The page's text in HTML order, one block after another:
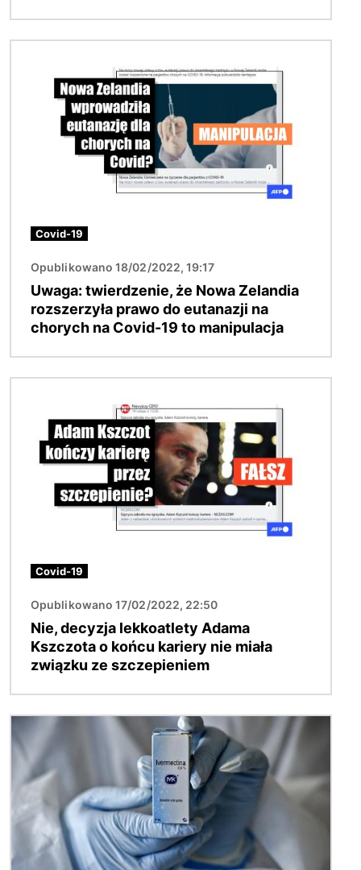
Covid-19
Opublikowano 18/02/2022, 19:17
Uwaga: twierdzenie, że Nowa Zelandia
rozszerzyła prawo do eutanazji na
chorych na Covid-19 to manipulacja
Covid-19
Opublikowano 17/02/2022, 22:50
Nie, decyzja lekkoatlety Adama
Kszczota o końcu kariery nie miała
związku ze szczepieniem
Obraz